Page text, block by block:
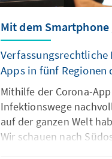
Mit dem Smartphone
Apps in fünf Regionen
Mithilfe der Corona-
Infektionswege
auf der ganzen Welt
Wir schauen nach